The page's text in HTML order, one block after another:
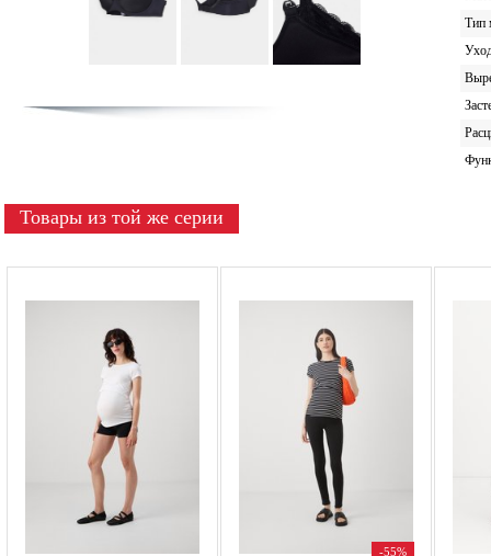
Тип
Товары из той же серии
-55%